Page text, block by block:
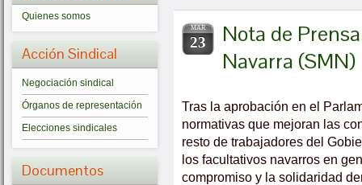
Quienes somos
Acción Sindical
Negociación sindical
Órganos de representación
Elecciones sindicales
Documentos
MAR
23
Nota de
Navarra (SMN)
Tras la aprobación en el
normativas que mejoran las
resto de trabajadores del
los facultativos navarros en
compromiso y la solidaridad